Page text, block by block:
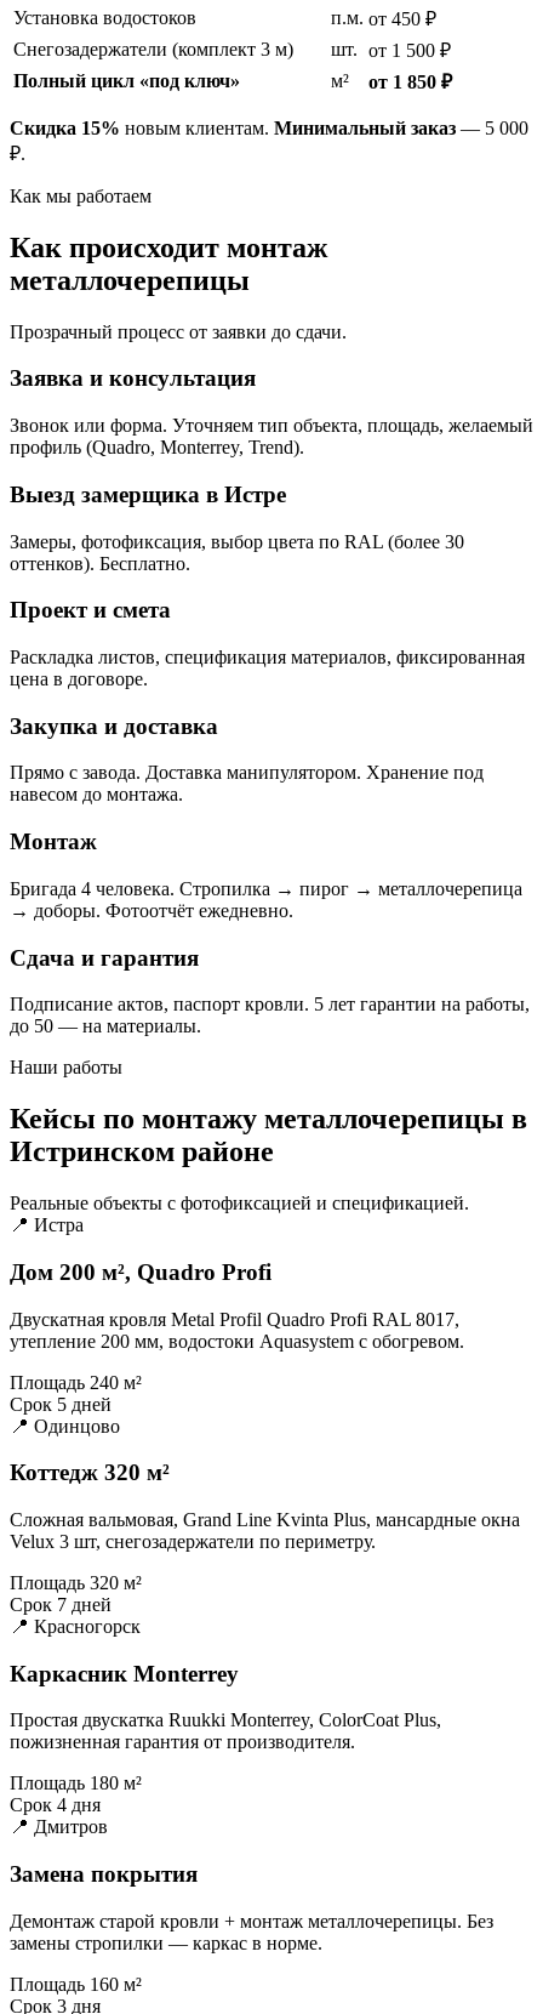
Установка водостоков п.м. от 450 ₽
Снегозадержатели (комплект 3 м)
шт. от 1 500 ₽
Полный цикл «под ключ»
м² от 1 850 ₽
Скидка 15% новым клиентам. Минимальный заказ — 5 000
₽.
Как мы работаем
Как происходит монтаж
металлочерепицы
Прозрачный процесс от заявки до сдачи.
Заявка и консультация
Звонок или форма. Уточняем тип объекта, площадь, желаемый
профиль (Quadro, Monterrey, Trend).
Выезд замерщика в Истре
Замеры, фотофиксация, выбор цвета по RAL (более 30
оттенков). Бесплатно.
Проект и смета
Раскладка листов, спецификация материалов, фиксированная
цена в договоре.
Закупка и доставка
Прямо с завода. Доставка манипулятором. Хранение под
навесом до монтажа.
Монтаж
Бригада 4 человека. Стропилка → пирог → металлочерепица
→ доборы. Фотоотчёт ежедневно.
Сдача и гарантия
Подписание актов, паспорт кровли. 5 лет гарантии на работы,
до 50 — на материалы.
Наши работы
Кейсы по монтажу металлочерепицы в
Истринском районе
Реальные объекты с фотофиксацией и спецификацией.
📍 Истра
Дом 200 м², Quadro Profi
Двускатная кровля Metal Profil Quadro Profi RAL 8017,
утепление 200 мм, водостоки Aquasystem с обогревом.
Площадь 240 м²
Срок 5 дней
📍 Одинцово
Коттедж 320 м²
Сложная вальмовая, Grand Line Kvinta Plus, мансардные окна
Velux 3 шт, снегозадержатели по периметру.
Площадь 320 м²
Срок 7 дней
📍 Красногорск
Каркасник Monterrey
Простая двускатка Ruukki Monterrey, ColorCoat Plus,
пожизненная гарантия от производителя.
Площадь 180 м²
Срок 4 дня
📍 Дмитров
Замена покрытия
Демонтаж старой кровли + монтаж металлочерепицы. Без
замены стропилки — каркас в норме.
Площадь 160 м²
Срок 3 дня